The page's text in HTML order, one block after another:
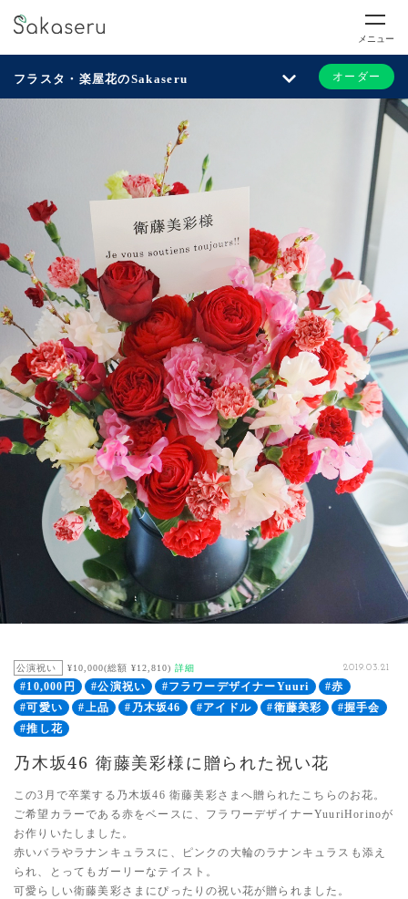
メニュー
フラスタ・楽屋花のSakaseru オーダー
公演祝い ¥10,000(総額 ¥12,810) 詳細 2019.03.21
#10,000円 #公演祝い #フラワーデザイナーYuuri
#赤
#可愛い
#上品 #乃木坂46 #アイドル #衛藤美彩
#握手会
#推し花
乃木坂46 衛藤美彩様に贈られた祝い花
この3月で卒業する乃木坂46 衛藤美彩さまへ贈られたこちらのお花。
ご希望カラーである赤をベースに、フラワーデザイナーYuuriHorinoが
お作りいたしました。
赤いバラやラナンキュラスに、ピンクの大輪のラナンキュラスも添え
られ、とってもガーリーなテイスト。
可愛らしい衛藤美彩さまにぴったりの祝い花が贈られました。